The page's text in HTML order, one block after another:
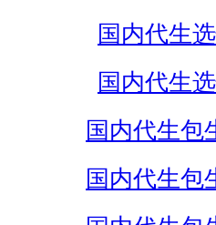
国内代生
国内代生
国内代生包
国内代生包